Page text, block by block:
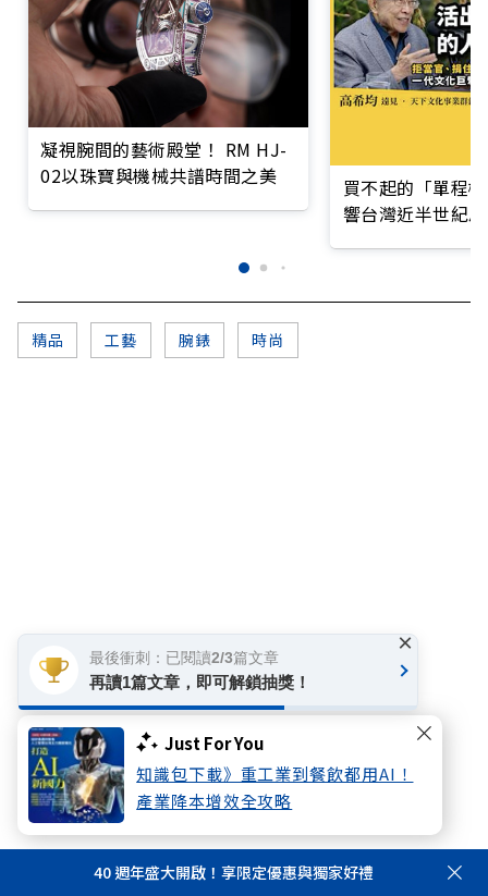
Just For You
知識包下載》重工業到餐飲都用AI！
產業降本增效全攻略
凝視腕間的藝術殿堂！ RM HJ-
02以珠寶與機械共譜時間之美
買不起的「單程
響台灣近半世紀
精品 工藝 腕錶 時尚
40 週年盛大開啟！享限定優惠與獨家好禮
最後衝刺：已閱讀2/3篇文章
再讀1篇文章，即可解鎖抽獎！
×